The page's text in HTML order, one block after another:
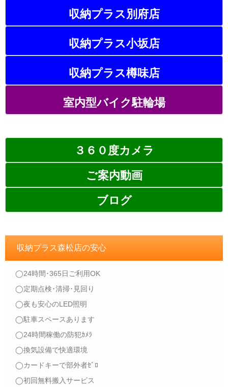
収納プラス別府店
収納プラス小坂店
収納プラス樽味店
室内型バイク駐輪場
３６０度カメラ
ご案内動画
ブログ
収納プラス森松店の安心
◯24時間･365日ご利用OK
◯定期点検･清掃･見回り
◯夜も安心のLED照明
◯駐車スペースあります
◯24時間稼働の防犯ｶﾒﾗ
◯換気設備で快適環境
◯カードキーで部外者ｾﾞﾛ
◯初回無料搬入サービス